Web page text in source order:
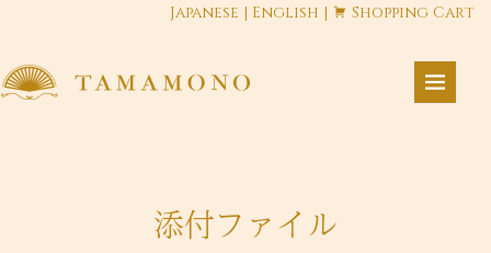
Japanese | English | Shopping Cart
添付ファイル